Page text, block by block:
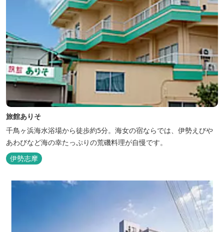
旅館ありそ
千鳥ヶ浜海水浴場から徒歩約5分。海女の宿ならでは、伊勢えびや
あわびなど海の幸たっぷりの荒磯料理が自慢です。
伊勢志摩